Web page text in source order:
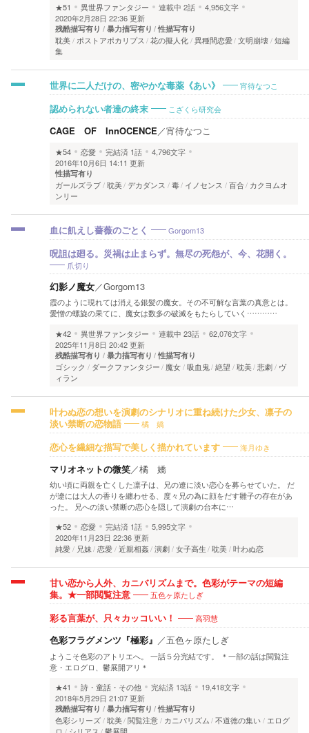
★51
異世界ファンタジー 連載中 2話
4,956文字
2020年2月28日 22:36 更新
残酷描写有り 暴力描写有り 性描写有り
耽美 ポストアポカリプス 花の擬人化 異種間恋愛 文明崩壊 短編
集
世界に二人だけの、密やかな毒薬《あい》 宵待なつこ
認められない者達の終末 こざくら研究会
CAGE OF InnOCENCE ／宵待なつこ
★54 恋愛 完結済 1話
4,796文字
2016年10月6日 14:11 更新
性描写有り
ガールズラブ 耽美 デカダンス 毒 イノセンス 百合 カクヨムオ
ンリー
血に飢えし薔薇のごとく Gorgom13
呪詛は廻る。災禍は止まらず。無尽の死怨が、今、花開く。
爪切り
幻影ノ魔女／Gorgom13
霞のように現れては消える銀髪の魔女。その不可解な言葉の真意とは。
愛憎の螺旋の果てに、魔女は数多の破滅をもたらしていく…………
★42
異世界ファンタジー 連載中 23話
62,076文字
2025年11月8日 20:42 更新
残酷描写有り 暴力描写有り 性描写有り
ゴシック ダークファンタジー 魔女 吸血鬼 絶望 耽美 悲劇
ヴ
ィラン
叶わぬ恋の想いを演劇のシナリオに重ね続けた少女、凛子の
淡い禁断の恋物語
橘 嬌
恋心を繊細な描写で美しく描かれています 海月ゆき
マリオネットの微笑／橘 嬌
幼い頃に両親を亡くした凛子は、兄の遼に淡い恋心を募らせていた。 だ
が遼には大人の香りを纏わせる、度々兄の為に顔をだす雛子の存在があ
った。 兄への淡い禁断の恋心を隠して演劇の台本に…
★52
恋愛 完結済 1話
5,995文字
2020年11月23日 22:36 更新
純愛
兄妹 恋愛 近親相姦 演劇 女子高生 耽美 叶わぬ恋
甘い恋から人外、カニバリズムまで。色彩がテーマの短編
集。★一部閲覧注意
五色ヶ原たしぎ
彩る言葉が、只々カッコいい！ 高羽慧
色彩フラグメンツ『極彩』 ／五色ヶ原たしぎ
ようこそ色彩のアトリエへ。 一話５分完結です。 ＊一部の話は閲覧注
意・エログロ、鬱展開アリ＊
★41
詩・童話・その他 完結済 13話
19,418文字
2018年5月29日 21:07 更新
残酷描写有り 暴力描写有り 性描写有り
色彩シリーズ 耽美 閲覧注意 カニバリズム 不道徳の集い エログ